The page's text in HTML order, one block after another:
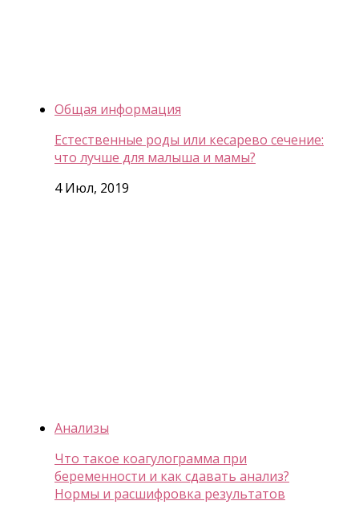
Общая информация
Естественные роды или кесарево сечение:
что лучше для малыша и мамы?
4 Июл, 2019
Анализы
Что такое коагулограмма при
беременности и как сдавать анализ?
Нормы и расшифровка результатов